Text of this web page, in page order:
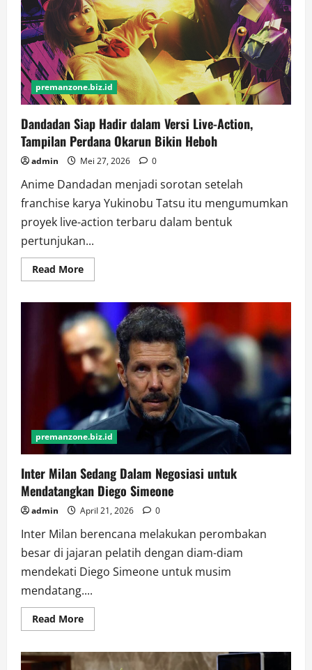
premanzone.biz.id
Dandadan Siap Hadir dalam Versi Live-Action,
Tampilan Perdana Okarun Bikin Heboh
admin Mei 27, 2026 0
Anime Dandadan menjadi sorotan setelah
franchise karya Yukinobu Tatsu itu mengumumkan
proyek live-action terbaru dalam bentuk
pertunjukan...
Read MoreRead
more
Siap
Hadir
dalam
Versi
Live-
Action,
Tampilan
Perdana
Okarun
Bikin
Heboh
premanzone.biz.id
Inter Milan Sedang Dalam Negosiasi untuk
Mendatangkan Diego Simeone
admin April 21, 2026 0
Inter Milan berencana melakukan perombakan
besar di jajaran pelatih dengan diam-diam
mendekati Diego Simeone untuk musim
mendatang....
Read MoreRead
more
Milan
Sedang